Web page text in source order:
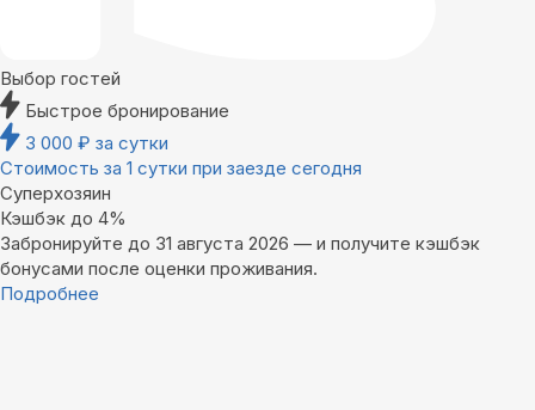
Выбор гостей
Быстрое бронирование
3 000 ₽ за сутки
Стоимость за 1 сутки при заезде сегодня
Суперхозяин
Кэшбэк до 4%
Забронируйте до 31 августа 2026 — и получите кэшбэк
бонусами после оценки проживания.
Подробнее